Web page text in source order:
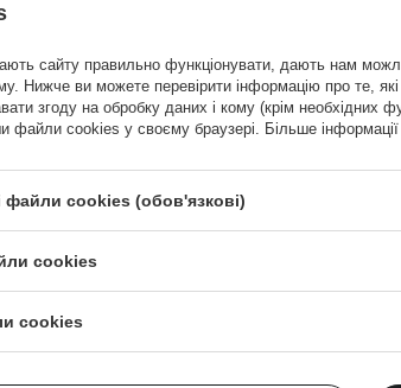
113
799,00 ГРН
719,00 ГРН
сайту правильно функціонувати, дають нам
Нижче ви можете перевірити інформацію про те,
згоду на обробку даних і кому (крім необхідних
файли cookies у своєму браузері. Більше
файли cookies (обов'язкові)
cookies
cookies